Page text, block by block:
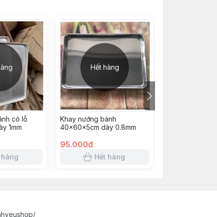
có lỗ
1mm
hàng
Hết hàng
Khay nướng bánh
40x60x5cm dày 0.8mm
95.000đ
Hết hàng